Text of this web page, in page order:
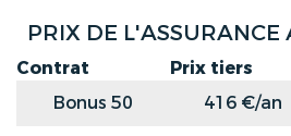
PRIX DE L'ASSURANCE
Contrat Prix tiers
Bonus 50
416 €/an